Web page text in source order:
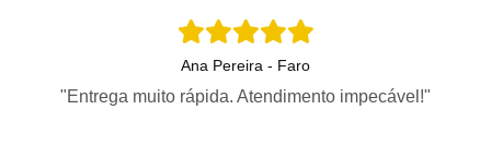
Ana Pereira - Faro
"Entrega muito rápida. Atendimento impecável!"